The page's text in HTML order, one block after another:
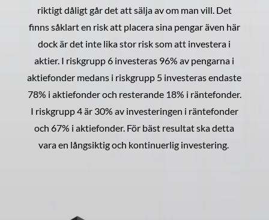
riktigt dåligt går det att sälja av om man vill. Det
finns såklart en risk att placera sina pengar även här
dock är det inte lika stor risk som att investera i
aktier. I riskgrupp 6 investeras 96% av pengarna i
aktiefonder medans i riskgrupp 5 investeras endaste
78% i aktiefonder och resterande 18% i räntefonder.
I riskgrupp 4 är 30% av investeringen i räntefonder
och 67% i aktiefonder. För bäst resultat ska detta
vara en långsiktig och kontinuerlig investering.